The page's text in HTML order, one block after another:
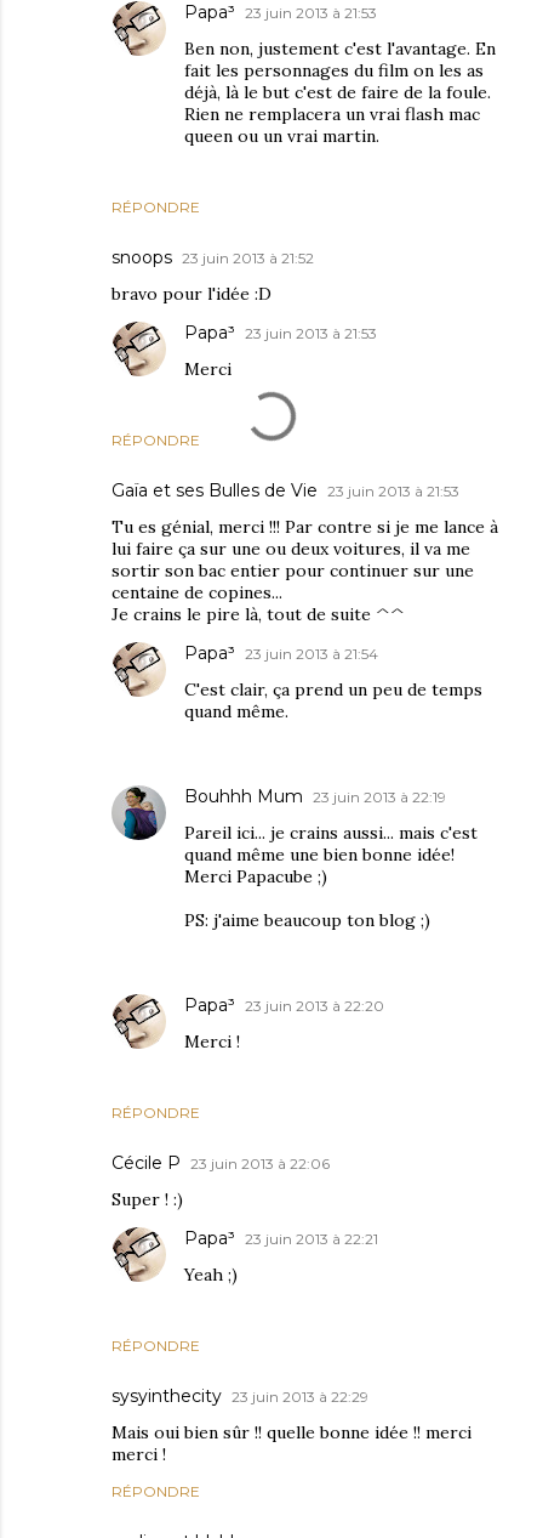
RÉPONDRE
Papa³ 23 juin 2013 à 21:53
Ben non, justement c'est l'avantage. En
fait les personnages du film on les as
déjà, là le but c'est de faire de la foule.
Rien ne remplacera un vrai flash mac
queen ou un vrai martin.
snoops 23 juin 2013 à 21:52
bravo pour l'idée :D
RÉPONDRE
Papa³ 23 juin 2013 à 21:53
Merci
Gaïa et ses Bulles de Vie 23 juin 2013 à 21:53
Tu es génial, merci !!! Par contre si je me lance à
lui faire ça sur une ou deux voitures, il va me
sortir son bac entier pour continuer sur une
centaine de copines...
Je crains le pire là, tout de suite ^^
RÉPONDRE
Papa³ 23 juin 2013 à 21:54
C'est clair, ça prend un peu de temps
quand même.
Bouhhh Mum 23 juin 2013 à 22:19
Pareil ici... je crains aussi... mais c'est
quand même une bien bonne idée!
Merci Papacube ;)
PS: j'aime beaucoup ton blog ;)
Papa³ 23 juin 2013 à 22:20
Merci !
Cécile P 23 juin 2013 à 22:06
Super ! :)
RÉPONDRE
Papa³ 23 juin 2013 à 22:21
Yeah ;)
sysyinthecity 23 juin 2013 à 22:29
Mais oui bien sûr !! quelle bonne idée !! merci
merci !
RÉPONDRE